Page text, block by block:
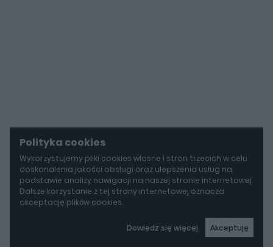
Polityka cookies
Wykorzystujemy pliki cookies własne i stron trzecich w celu
doskonalenia jakości obsługi oraz ulepszenia usług na
podstawie analizy nawigacji na naszej stronie internetowej.
Dalsze korzystanie z tej strony internetowej oznacza
akceptację plików cookies.
Dowiedz się więcej Akceptuję